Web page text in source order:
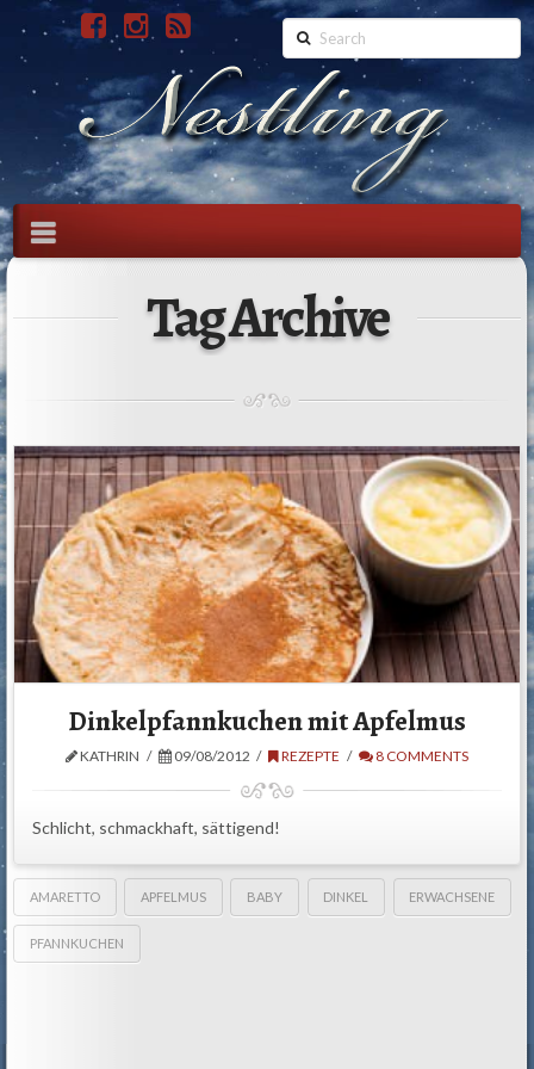
Search
Navigation
Tag Archive
Dinkelpfannkuchen mit Apfelmus
KATHRIN 09/08/2012 REZEPTE 8 COMMENTS
Schlicht, schmackhaft, sättigend!
AMARETTO APFELMUS BABY DINKEL ERWACHSENE
PFANNKUCHEN